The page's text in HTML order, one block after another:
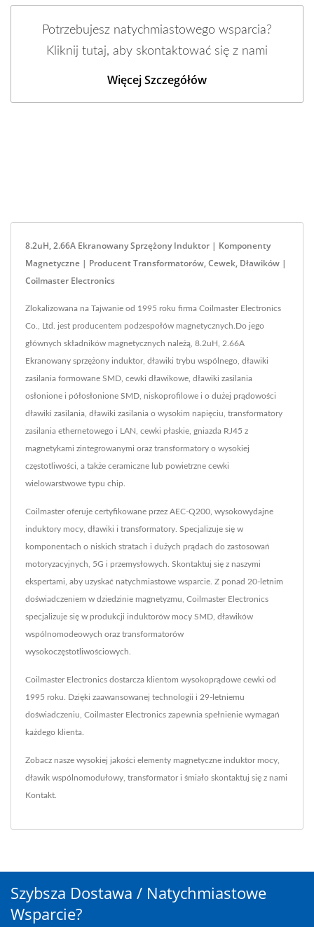
Potrzebujesz natychmiastowego wsparcia?
Kliknij tutaj, aby skontaktować się z nami
Więcej Szczegółów
8.2uH, 2.66A Ekranowany Sprzężony Induktor | Komponenty
Magnetyczne | Producent Transformatorów, Cewek, Dławików |
Coilmaster Electronics
Zlokalizowana na Tajwanie od 1995 roku firma Coilmaster Electronics
Co., Ltd. jest producentem podzespołów magnetycznych.Do jego
głównych składników magnetycznych należą, 8.2uH, 2.66A
Ekranowany sprzężony induktor, dławiki trybu wspólnego, dławiki
zasilania formowane SMD, cewki dławikowe, dławiki zasilania
osłonione i półosłonione SMD, niskoprofilowe i o dużej prądowości
dławiki zasilania, dławiki zasilania o wysokim napięciu, transformatory
zasilania ethernetowego i LAN, cewki płaskie, gniazda RJ45 z
magnetykami zintegrowanymi oraz transformatory o wysokiej
częstotliwości, a także ceramiczne lub powietrzne cewki
wielowarstwowe typu chip.
Coilmaster oferuje certyfikowane przez AEC-Q200, wysokowydajne
induktory mocy, dławiki i transformatory. Specjalizuje się w
komponentach o niskich stratach i dużych prądach do zastosowań
motoryzacyjnych, 5G i przemysłowych. Skontaktuj się z naszymi
ekspertami, aby uzyskać natychmiastowe wsparcie. Z ponad 20-letnim
doświadczeniem w dziedzinie magnetyzmu, Coilmaster Electronics
specjalizuje się w produkcji induktorów mocy SMD, dławików
wspólnomodeowych oraz transformatorów
wysokoczęstotliwościowych.
Coilmaster Electronics dostarcza klientom wysokoprądowe cewki od
1995 roku. Dzięki zaawansowanej technologii i 29-letniemu
doświadczeniu, Coilmaster Electronics zapewnia spełnienie wymagań
każdego klienta.
Zobacz nasze wysokiej jakości elementy magnetyczne induktor mocy
dławik wspólnomodułowy transformatori śmiało skontaktuj się z nami
Kontakt
Szybsza Dostawa / Natychmiastowe
Wsparcie?